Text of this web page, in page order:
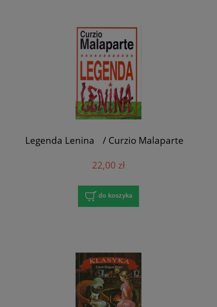
Legenda Lenina / Curzio Malaparte
22,00 zł
do koszyka